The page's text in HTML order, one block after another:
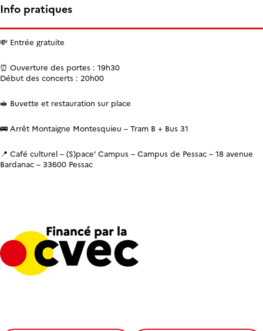
Info pratiques
💸 Entrée gratuite
⏰ Ouverture des portes : 19h30
Début des concerts : 20h00
🥪 Buvette et restauration sur place
🚌 Arrêt Montaigne Montesquieu – Tram B + Bus 31
📍 Café culturel – (S)pace’ Campus – Campus de Pessac – 18 avenue
Bardanac – 33600 Pessac